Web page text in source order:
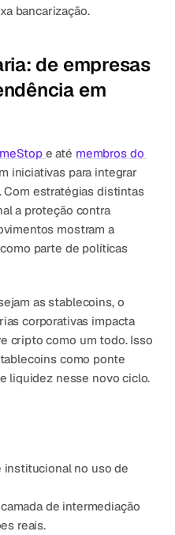
bancarização.
de empresas
em
e até membros do
iniciativas para integrar
Com estratégias distintas
a proteção contra
mostram a
parte de políticas
as stablecoins, o
corporativas impacta
cripto como um todo. Isso
como ponte
liquidez nesse novo ciclo.
institucional no uso de
de intermediação
reais.